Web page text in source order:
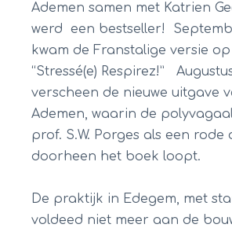
Ademen samen met Katrien
werd een bestseller!
kwam de Franstalige versie
“Stressé(e) Respirez!” Augustus
verscheen de nieuwe uitgave
Ademen, waarin de
prof. S.W. Porges als een rode
doorheen het boek loopt.
De praktijk in Edegem, met
voldeed niet meer aan de